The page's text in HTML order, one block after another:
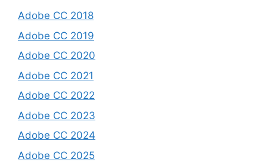
Adobe CC 2018
Adobe CC 2019
Adobe CC 2020
Adobe CC 2021
Adobe CC 2022
Adobe CC 2023
Adobe CC 2024
Adobe CC 2025